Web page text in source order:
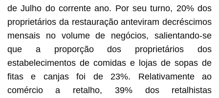
de Julho do corrente ano. Por seu turno, 20% dos
proprietários da restauração anteviram decréscimos
mensais no volume de negócios, salientando-se
que a proporção dos proprietários dos
estabelecimentos de comidas e lojas de sopas de
fitas e canjas foi de 23%. Relativamente ao
comércio a retalho, 39% dos retalhistas